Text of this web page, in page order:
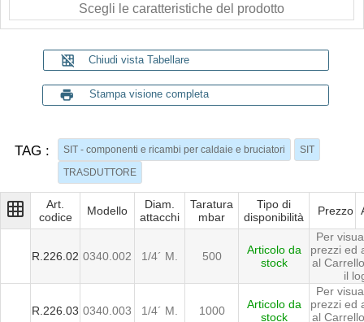
Scegli le caratteristiche del prodotto
grid_off Chiudi vista Tabellare
print Stampa visione completa
TAG : SIT - componenti e ricambi per caldaie e bruciatori
SIT
TRASDUTTORE
grid_on
Art.
codice
Modello
Diam.
attacchi
Taratura
mbar
Tipo di
disponibilità
Prezzo
R.226.02 0340.002 1/4´ M. 500
Articolo da
stock
Per
prezzi ed
al
il
R.226.03 0340.003 1/4´ M. 1000
Articolo da
stock
Per
prezzi ed
al